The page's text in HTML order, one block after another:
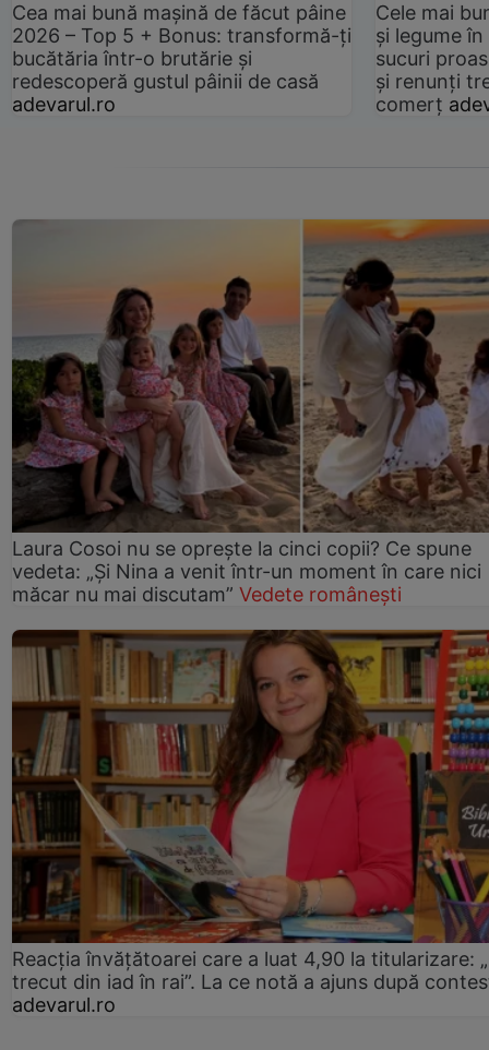
Cea mai bună mașină de făcut pâine
2026 – Top 5 + Bonus: transformă-ți
bucătăria într-o brutărie și
redescoperă gustul pâinii de casă
adevarul.ro
Cele mai
și legume
sucuri
și renunți
comerț
Laura Cosoi nu se oprește la cinci copii? Ce spune
vedeta: „Și Nina a venit într-un moment în care nici
măcar nu mai discutam” Vedete românești
Reacția învățătoarei care a luat 4,90 la titularizare:
trecut din iad în rai”. La ce notă a ajuns după
adevarul.ro